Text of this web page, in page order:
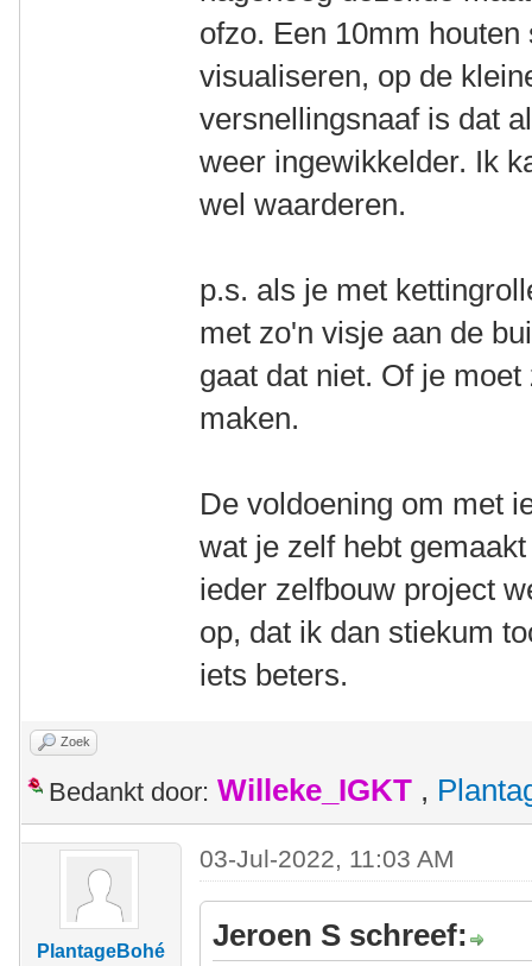
ofzo. Een 10mm
visualiseren, op de
versnellingsnaaf is dat
weer ingewikkelder. Ik
wel waarderen.
p.s. als je met
met zo'n visje aan de
gaat dat niet. Of je
maken.
De voldoening om met
wat je zelf hebt
ieder zelfbouw project
op, dat ik dan stiekum
iets beters.
Zoek
Bedankt door: Willeke_IGKT ,
PlantageBohé
03-Jul-2022, 11:03 AM
Jeroen S schreef: